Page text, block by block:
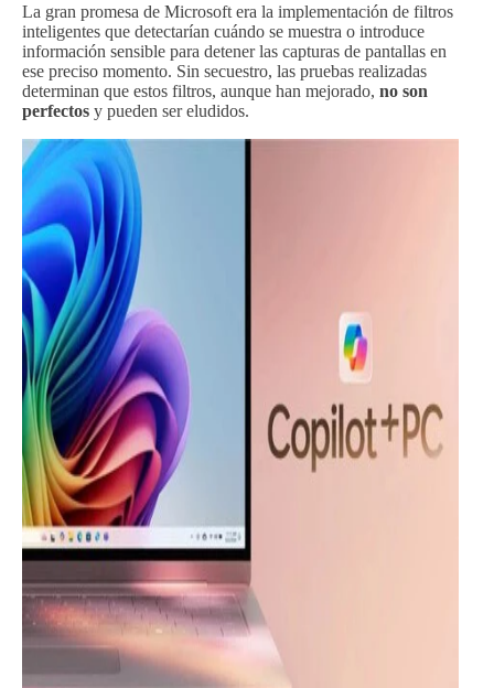
La gran promesa de Microsoft era la implementación de filtros
inteligentes que detectarían cuándo se muestra o introduce
información sensible para detener las capturas de pantallas en
ese preciso momento. Sin secuestro, las pruebas realizadas
determinan que estos filtros, aunque han mejorado, no son
perfectos y pueden ser eludidos.